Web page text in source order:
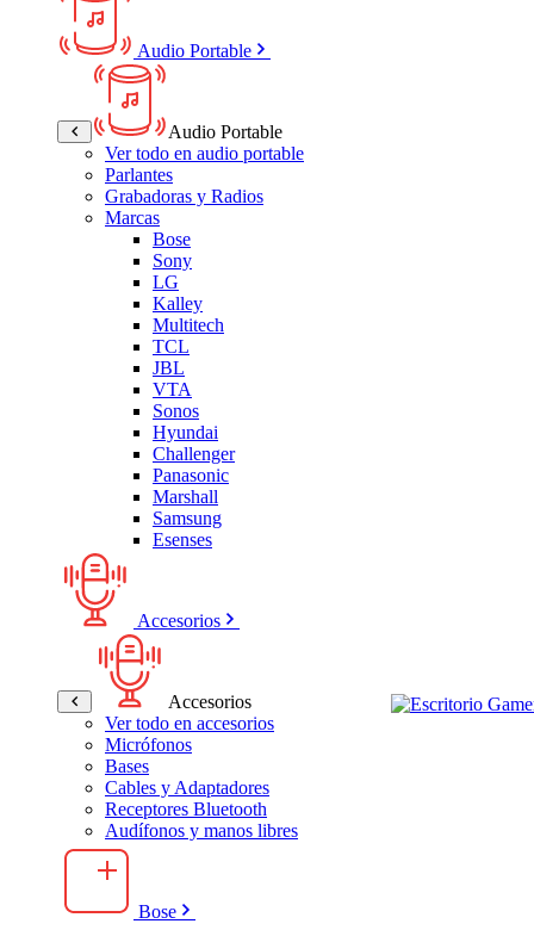
Audio Portable
Audio Portable
Ver todo en audio portable
Parlantes
Grabadoras y Radios
Marcas
Bose
Sony
LG
Kalley
Multitech
TCL
JBL
VTA
Sonos
Hyundai
Challenger
Panasonic
Marshall
Samsung
Esenses
Accesorios
Accesorios
Ver todo en accesorios
Micrófonos
Bases
Cables y Adaptadores
Receptores Bluetooth
Audífonos y manos libres
Bose